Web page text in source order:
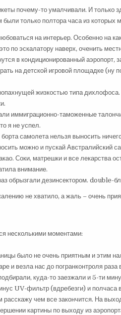
почему-то умалчивали. И только
только полтора часа из которых
на интерьер. Особенно на
по эскалатору наверх, оченить
в кондиционированный аэропорт,
на детской игровой площадке
жизкостью типа
иммиграционно-таможенные
я не успел.
самолета нельзя выносить
можно и пускай Австралийский
Соки, матрешки и все лекарства
внимание.
обрызгали дезинсектором. double-
не хватило, а жаль – очень
несколькими моментами:
было не очень приятным и этим
и везла нас до погранконтроля
куда-то заезжали и 5-ти
UV-фильтр (вдребезги) и
расскажу чем все закончится. На
картины по выходу из